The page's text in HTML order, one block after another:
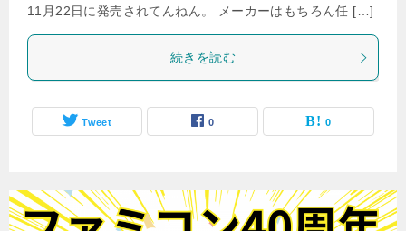
11月22日に発売されてんねん。 メーカーはもちろん任 […]
続きを読む
Tweet 0 0